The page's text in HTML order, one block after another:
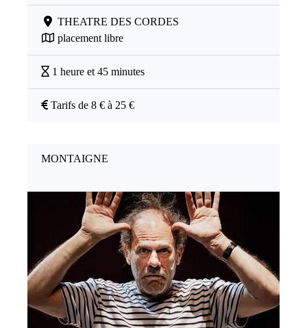
THEATRE DES CORDES
placement libre
1 heure et 45 minutes
Tarifs de 8 € à 25 €
MONTAIGNE